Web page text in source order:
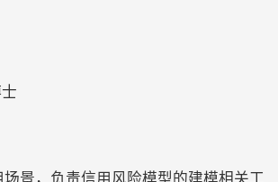
景，负责信用风险模型的建模相关工